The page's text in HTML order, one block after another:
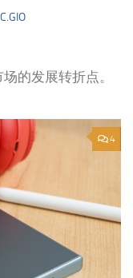
的发展转折点。
4